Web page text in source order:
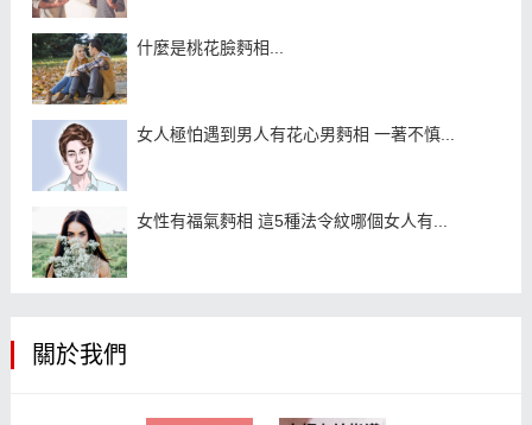
什麼是桃花臉麪相...
女人極怕遇到男人有花心男麪相 一著不慎...
女性有福氣麪相 這5種法令紋哪個女人有...
關於我們